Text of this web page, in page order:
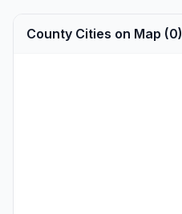
County Cities on Map (0)